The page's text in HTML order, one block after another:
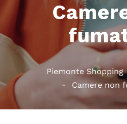
Piemonte Shopping
Camere non